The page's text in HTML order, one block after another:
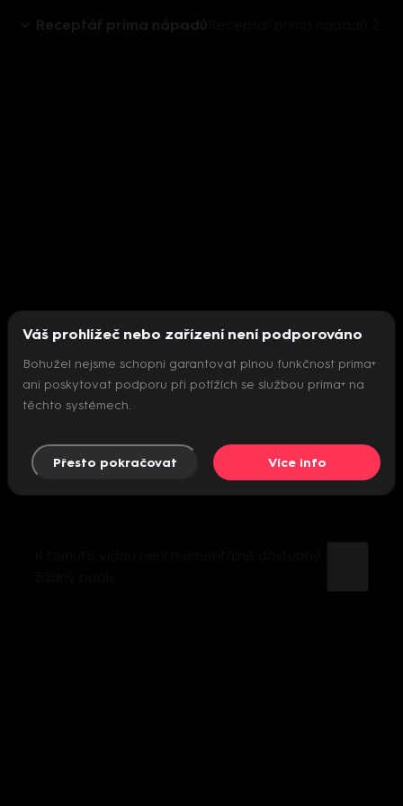
Receptář prima nápadů
Nepodařilo se inicializovat přehrávač
Váš prohlížeč nebo zařízení není podporováno
Bohužel nejsme schopni garantovat plnou funkčnost prima+
ani poskytovat podporu při potížích se službou prima+ na
těchto systémech.
Přesto pokračovat Více info